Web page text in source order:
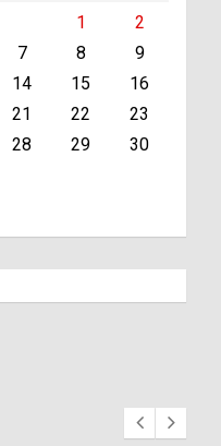
1
2
7 8
9
14 15
16
21 22
23
28 29
30